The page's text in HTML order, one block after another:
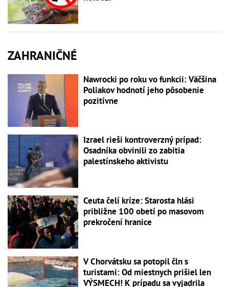
ZAHRANIČNÉ
Nawrocki po roku vo funkcii: Väčšina
Poliakov hodnotí jeho pôsobenie
pozitívne
Izrael rieši kontroverzný prípad:
Osadníka obvinili zo zabitia
palestínskeho aktivistu
Ceuta čelí kríze: Starosta hlási
približne 100 obetí po masovom
prekročení hranice
V Chorvátsku sa potopil čln s
turistami: Od miestnych prišiel len
VÝSMECH! K prípadu sa vyjadrila